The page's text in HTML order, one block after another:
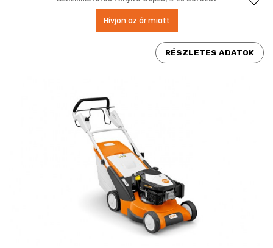
Hívjon az ár miatt
RÉSZLETES ADATOK